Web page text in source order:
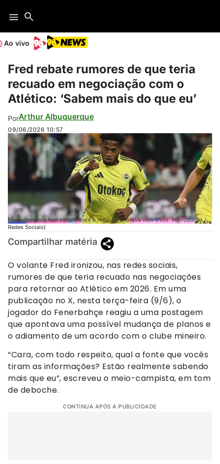
Ao vivo
Fred rebate rumores de que teria
recuado em negociação com o
Atlético: ‘Sabem mais do que eu’
PorArthur Albuquerque
09/06/2026 10:57
Meio-campista tem contrato até o meio do ano que vem (Foto: Reprodução /
Redes Sociais)
Compartilhar matéria
O volante Fred ironizou, nas redes sociais,
rumores de que teria recuado nas negociações
para retornar ao Atlético em 2026. Em uma
publicação no X, nesta terça-feira (9/6), o
jogador do Fenerbahçe reagiu a uma postagem
que apontava uma possível mudança de planos e
o adiamento de um acordo com o clube mineiro.
“Cara, com todo respeito, qual a fonte que vocês
tiram as informações? Estão realmente sabendo
mais que eu”, escreveu o meio-campista, em tom
de deboche.
CONTINUA APÓS A PUBLICIDADE